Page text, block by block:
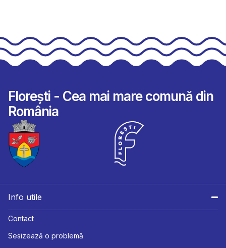
Florești - Cea mai mare comună din
România
Info utile
Contact
Sesizează o problemă